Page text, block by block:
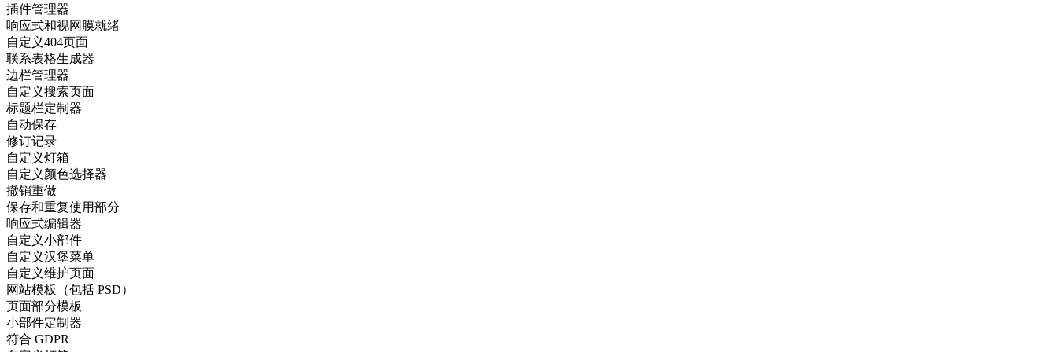
插件管理器
响应式和视网膜就绪
自定义404页面
联系表格生成器
边栏管理器
自定义搜索页面
标题栏定制器
自动保存
修订记录
自定义灯箱
自定义颜色选择器
撤销重做
保存和重复使用部分
响应式编辑器
自定义小部件
自定义汉堡菜单
自定义维护页面
网站模板（包括 PSD）
页面部分模板
小部件定制器
符合 GDPR